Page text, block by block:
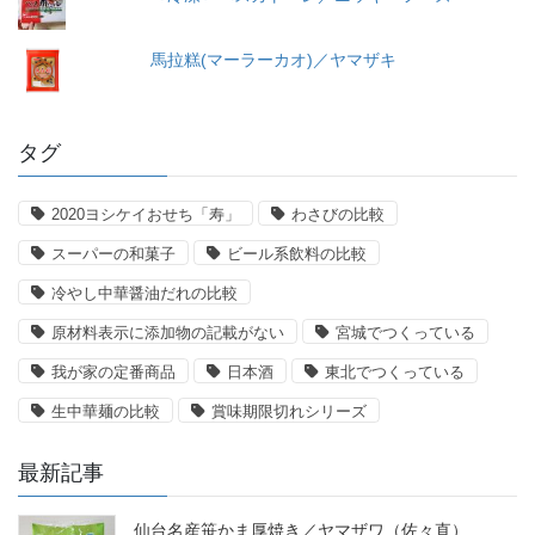
馬拉糕(マーラーカオ)／ヤマザキ
タグ
2020ヨシケイおせち「寿」 わさびの比較
スーパーの和菓子 ビール系飲料の比較
冷やし中華醤油だれの比較
原材料表示に添加物の記載がない 宮城でつくっている
我が家の定番商品 日本酒 東北でつくっている
生中華麺の比較 賞味期限切れシリーズ
最新記事
仙台名産笹かま厚焼き／ヤマザワ（佐々直）